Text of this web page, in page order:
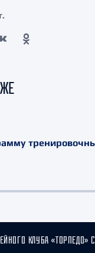
КЛУБА «ТОРПЕДО»